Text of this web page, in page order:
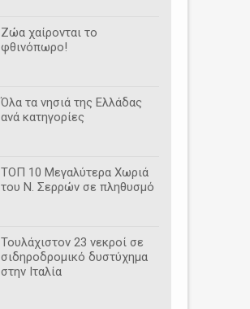
Ζώα χαίρονται το
φθινόπωρο!
Όλα τα νησιά της Ελλάδας
ανά κατηγορίες
ΤΟΠ 10 Μεγαλύτερα Χωριά
του Ν. Σερρών σε πληθυσμό
Τουλάχιστον 23 νεκροί σε
σιδηροδρομικό δυστύχημα
στην Ιταλία